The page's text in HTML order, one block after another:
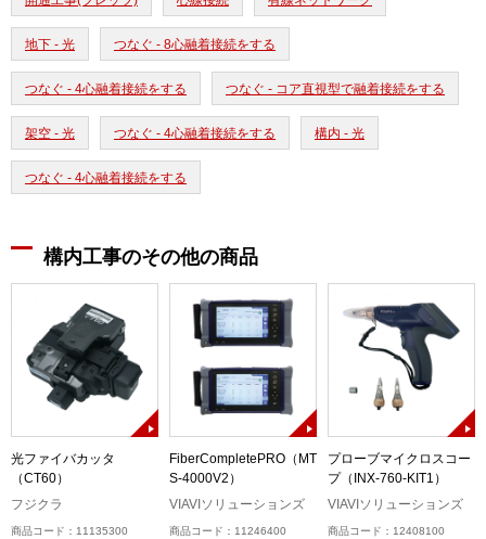
地下 - 光 つなぐ - 8心融着接続をする
つなぐ - 4心融着接続をする つなぐ - コア直視型で融着接続をする
架空 - 光 つなぐ - 4心融着接続をする 構内 - 光
つなぐ - 4心融着接続をする
構内工事のその他の商品
光ファイバカッタ
（CT60）
フジクラ
商品コード：11135300
FiberCompletePRO（MT
S-4000V2）
VIAVIソリューションズ
商品コード：11246400
プローブマイクロスコー
プ（INX-760-KIT1）
VIAVIソリューションズ
商品コード：12408100